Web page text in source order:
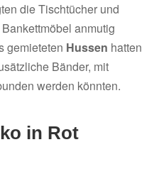
die Tischtücher und
anmutig
gemieteten Hussen hatten
Bänder, mit
werden könnten.
in Rot